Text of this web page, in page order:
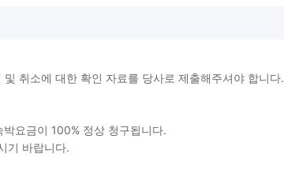
취소에 대한 확인 자료를 당사로 제출해주셔야 합니다.
요금이 100% 정상 청구됩니다.
기 바랍니다.